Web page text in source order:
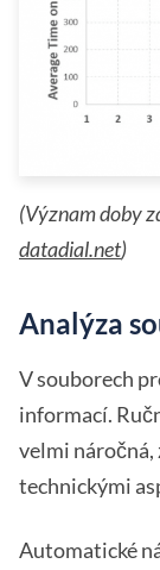
(Význam doby
datadial.net)
Analýza
V souborech
informací.
velmi náročná,
technickými
Automatické